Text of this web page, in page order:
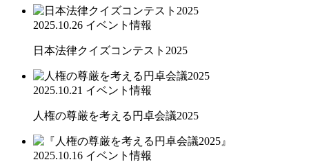
2025.10.26 イベント情報
日本法律クイズコンテスト2025
2025.10.21 イベント情報
人権の尊厳を考える円卓会議2025
2025.10.16 イベント情報